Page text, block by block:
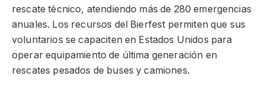
rescate técnico, atendiendo más de 280 emergencias
anuales. Los recursos del Bierfest permiten que sus
voluntarios se capaciten en Estados Unidos para
operar equipamiento de última generación en
rescates pesados de buses y camiones.